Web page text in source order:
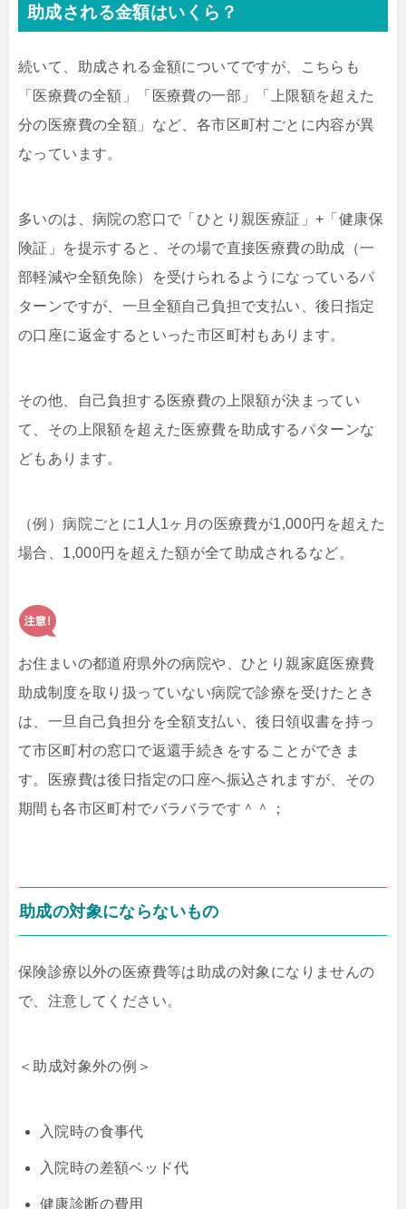
助成される金額はいくら？
続いて、助成される金額についてですが、こちらも
「医療費の全額」「医療費の一部」「上限額を超えた
分の医療費の全額」など、各市区町村ごとに内容が異
なっています。
多いのは、病院の窓口で「ひとり親医療証」+「健康保
険証」を提示すると、その場で直接医療費の助成（一
部軽減や全額免除）を受けられるようになっているパ
ターンですが、一旦全額自己負担で支払い、後日指定
の口座に返金するといった市区町村もあります。
その他、自己負担する医療費の上限額が決まってい
て、その上限額を超えた医療費を助成するパターンな
どもあります。
（例）病院ごとに1人1ヶ月の医療費が1,000円を超えた
場合、1,000円を超えた額が全て助成されるなど。
お住まいの都道府県外の病院や、ひとり親家庭医療費
助成制度を取り扱っていない病院で診療を受けたとき
は、一旦自己負担分を全額支払い、後日領収書を持っ
て市区町村の窓口で返還手続きをすることができま
す。医療費は後日指定の口座へ振込されますが、その
期間も各市区町村でバラバラです＾＾；
助成の対象にならないもの
保険診療以外の医療費等は助成の対象になりませんの
で、注意してください。
＜助成対象外の例＞
入院時の食事代
入院時の差額ベッド代
健康診断の費用